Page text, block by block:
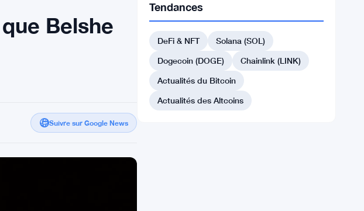
Belshe
Suivre sur Google News
Tendances
DeFi & NFT
Solana (SOL)
Dogecoin (DOGE)
Chainlink (LINK)
Actualités du Bitcoin
Actualités des Altcoins